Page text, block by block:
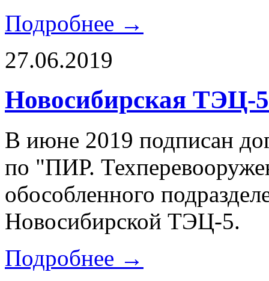
Подробнее →
27.06.2019
Новосибирская ТЭЦ-5
В июне 2019 подписан
по "ПИР.
обособленного
Новосибирской ТЭЦ-5.
Подробнее →